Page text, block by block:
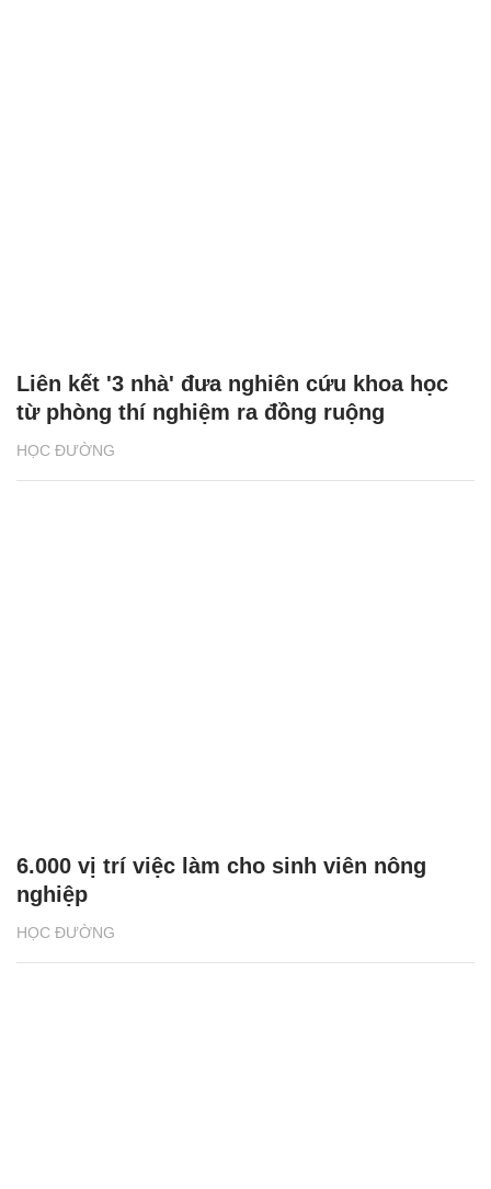
HỌC ĐƯỜNG
Liên kết '3 nhà' đưa nghiên cứu khoa học
từ phòng thí nghiệm ra đồng ruộng
HỌC ĐƯỜNG
6.000 vị trí việc làm cho sinh viên nông
nghiệp